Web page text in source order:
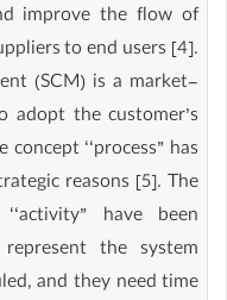
improve the flow of
to end users [4].
(SCM) is a market-
adopt the customer’s
‘‘process” has
reasons [5]. The
have been
the system
and they need time